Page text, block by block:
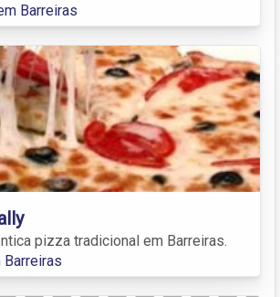
Barreiras
pizza tradicional em Barreiras.